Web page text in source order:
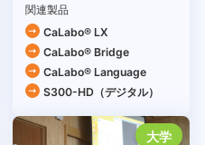
関連製品
CaLabo® LX
CaLabo® Bridge
CaLabo® Language
S300-HD（デジタル）
大学